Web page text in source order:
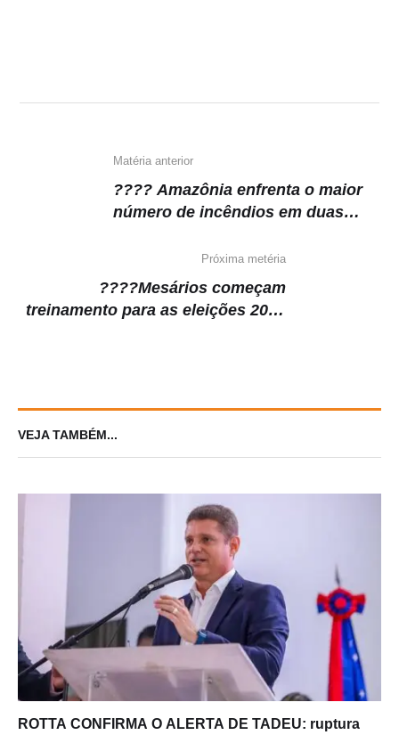
p
o
k
m n
Matéria anterior
???? Amazônia enfrenta o maior
número de incêndios em duas
Próxima metéria
????Mesários começam
treinamento para as eleições 2024
VEJA TAMBÉM...
ROTTA CONFIRMA O ALERTA DE TADEU: ruptura